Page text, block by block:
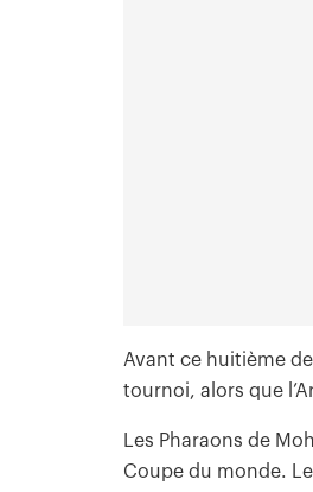
Avant ce huitième
tournoi, alors que
Les Pharaons de
Coupe du monde.